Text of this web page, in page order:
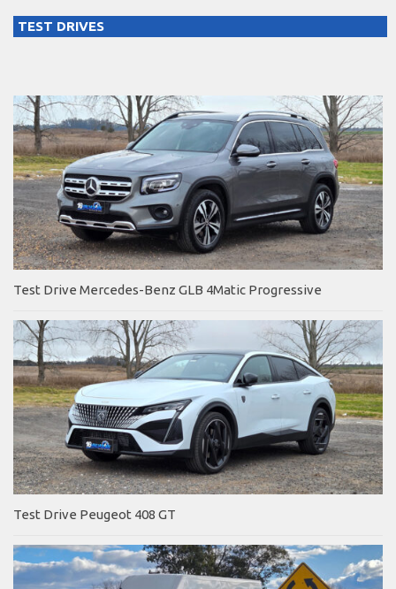
TEST DRIVES
Test Drive Mercedes-Benz GLB 4Matic Progressive
Test Drive Peugeot 408 GT